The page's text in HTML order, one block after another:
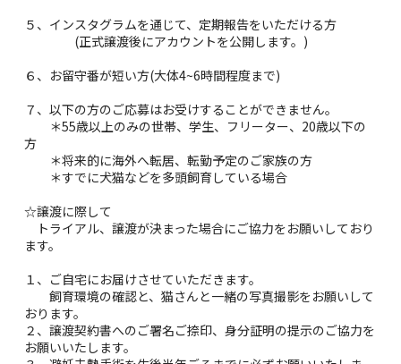
５、インスタグラムを通じて、定期報告をいただける方
(正式譲渡後にアカウントを公開します。)
６、お留守番が短い方(大体4~6時間程度まで)
７、以下の方のご応募はお受けすることができません。
＊55歳以上のみの世帯、学生、フリーター、20歳以下の
方
＊将来的に海外へ転居、転勤予定のご家族の方
＊すでに犬猫などを多頭飼育している場合
☆譲渡に際して
トライアル、譲渡が決まった場合にご協力をお願いしており
ます。
１、ご自宅にお届けさせていただきます。
飼育環境の確認と、猫さんと一緒の写真撮影をお願いして
おります。
２、譲渡契約書へのご署名ご捺印、身分証明の提示のご協力を
お願いいたします。